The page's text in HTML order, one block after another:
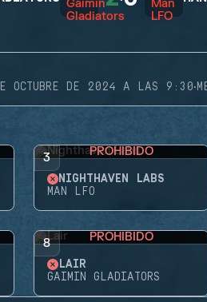
OCTUBRE DE 2024 A LAS 9:30·
3 PROHIBIDO
NIGHTHAVEN LABS
MAN LFO
8 PROHIBIDO
LAIR
GAIMIN GLADIATORS